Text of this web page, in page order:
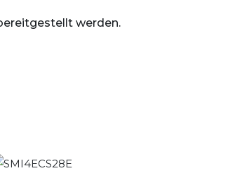
werden.